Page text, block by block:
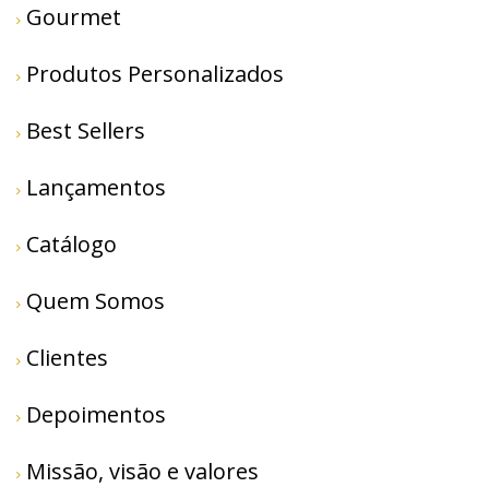
Gourmet
Produtos Personalizados
Best Sellers
Lançamentos
Catálogo
Quem Somos
Clientes
Depoimentos
Missão, visão e valores